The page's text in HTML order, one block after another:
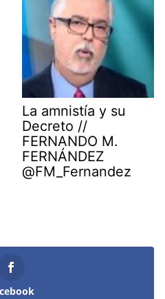
La amnistía y su
Decreto //
FERNANDO M.
FERNÁNDEZ
@FM_Fernandez